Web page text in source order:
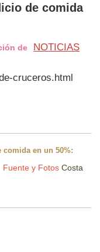
de comida
de
NOTICIAS
cruceros.html
comida en un 50%:
Fuente y Fotos Costa